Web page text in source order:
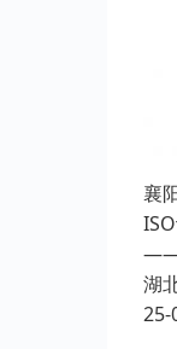
襄
湖
25-